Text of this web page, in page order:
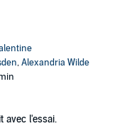
,Alexandria Wilde
avec l'essai.